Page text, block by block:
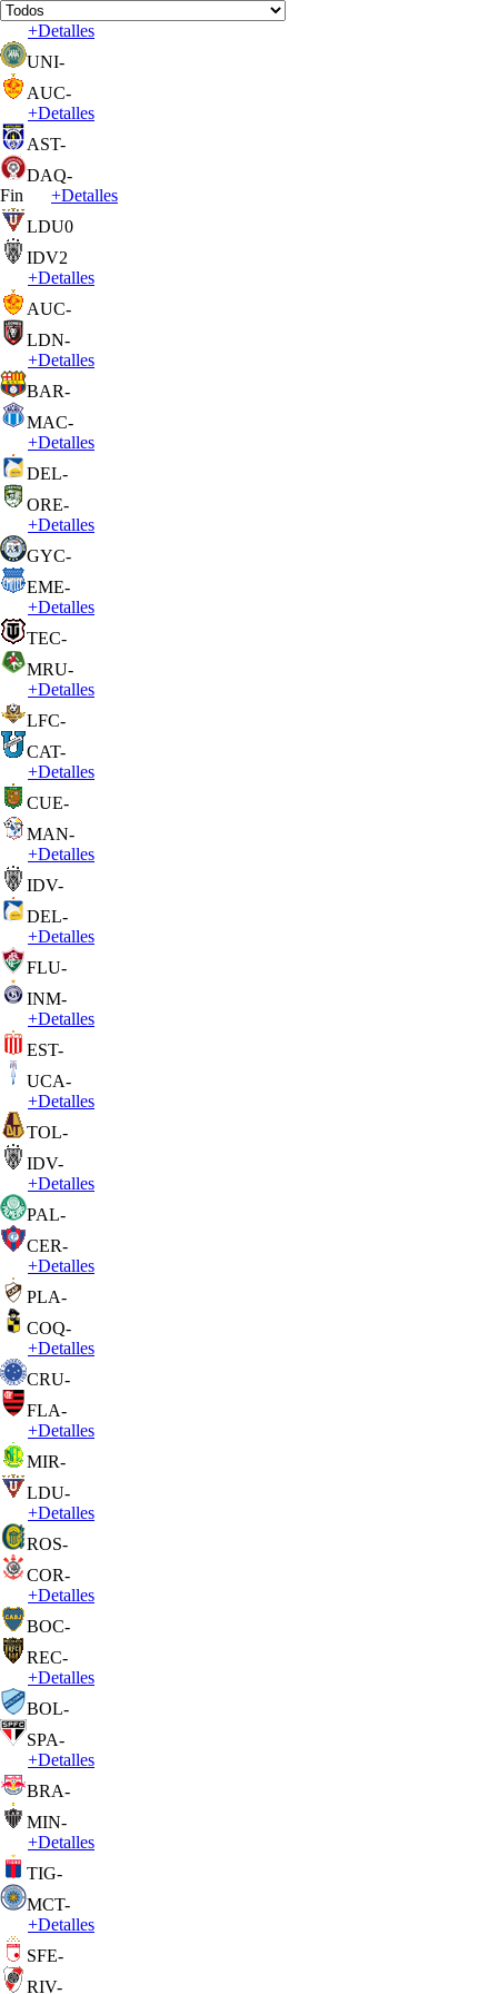
+Detalles
UNI-
AUC-
+Detalles
AST-
DAQ-
Fin
+Detalles
LDU0
IDV2
+Detalles
AUC-
LDN-
+Detalles
BAR-
MAC-
+Detalles
DEL-
ORE-
+Detalles
GYC-
EME-
+Detalles
TEC-
MRU-
+Detalles
LFC-
CAT-
+Detalles
CUE-
MAN-
+Detalles
IDV-
DEL-
+Detalles
FLU-
INM-
+Detalles
EST-
UCA-
+Detalles
TOL-
IDV-
+Detalles
PAL-
CER-
+Detalles
PLA-
COQ-
+Detalles
CRU-
FLA-
+Detalles
MIR-
LDU-
+Detalles
ROS-
COR-
+Detalles
BOC-
REC-
+Detalles
BOL-
SPA-
+Detalles
BRA-
MIN-
+Detalles
TIG-
MCT-
+Detalles
SFE-
RIV-